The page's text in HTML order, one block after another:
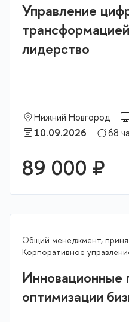
Управление
лидерство
Нижний Новгород
10.09.2026
68
89 000 ₽
Общий менеджмент,
Корпоративное
Инновационные
оптимизации